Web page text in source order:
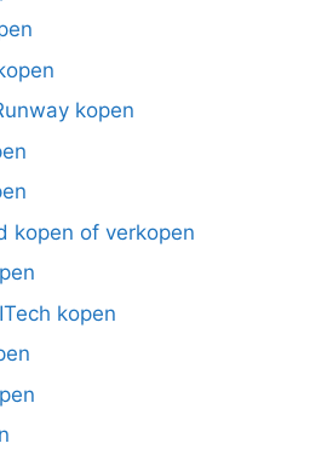
kopen
kopen of verkopen
kopen